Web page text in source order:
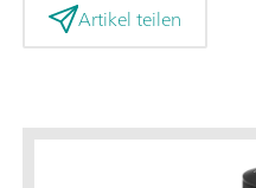
Artikel teilen